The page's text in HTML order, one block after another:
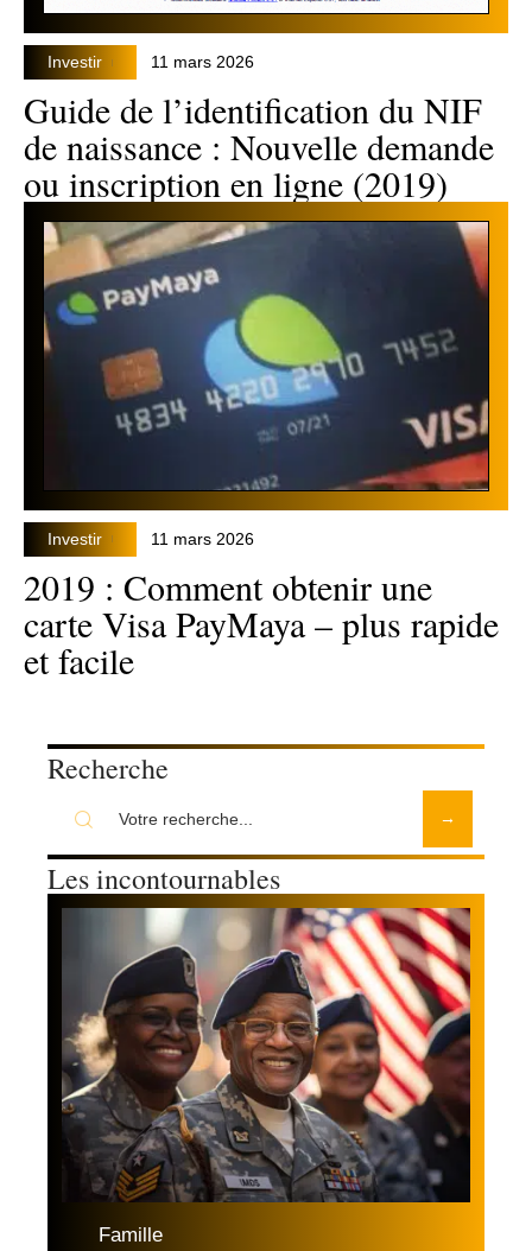
Investir 11 mars 2026
Guide de l’identification du NIF
de naissance : Nouvelle demande
ou inscription en ligne (2019)
Investir 11 mars 2026
2019 : Comment obtenir une
carte Visa PayMaya – plus rapide
et facile
Recherche
Les incontournables
Famille